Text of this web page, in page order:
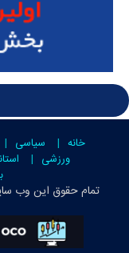
خانه سیاسی
ورزشی
تمام حقوق این وب